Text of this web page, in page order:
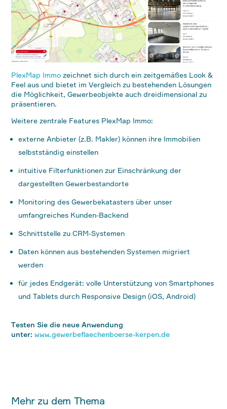
PlexMap Immo zeichnet sich durch ein zeitgemäßes Look &
Feel aus und bietet im Vergleich zu bestehenden Lösungen
die Möglichkeit, Gewerbeobjekte auch dreidimensional zu
präsentieren.
Weitere zentrale Features PlexMap Immo:
externe Anbieter (z.B. Makler) können ihre Immobilien
selbstständig einstellen
intuitive Filterfunktionen zur Einschränkung der
dargestellten Gewerbestandorte
Monitoring des Gewerbekatasters über unser
umfangreiches Kunden-Backend
Schnittstelle zu CRM-Systemen
Daten können aus bestehenden Systemen migriert
werden
für jedes Endgerät: volle Unterstützung von Smartphones
und Tablets durch Responsive Design (iOS, Android)
Testen Sie die neue Anwendung
unter:www.gewerbeflaechenboerse-kerpen.de
Mehr zu dem Thema